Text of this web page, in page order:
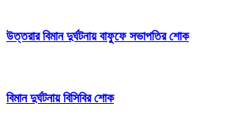
উত্তরার বিমান দুর্ঘটনায় বাফুফে সভাপতির শোক
বিমান দুর্ঘটনায় বিসিবির শোক